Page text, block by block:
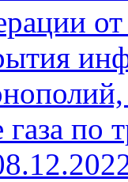
газа по